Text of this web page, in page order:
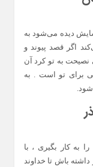
دیده می‌شود به
اگر قصد پیوند و
به تو کرد آن
برای تو است . به
به کار بگیری ، با
باش تا خداوند